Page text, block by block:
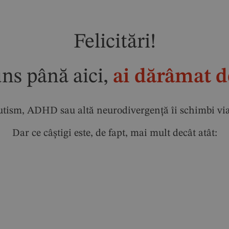
Felicitări!
până aici, ai dărâmat
ADHD sau altă neurodivergență îi schimbi
Dar ce câștigi este, de fapt, mai mult decât atât: